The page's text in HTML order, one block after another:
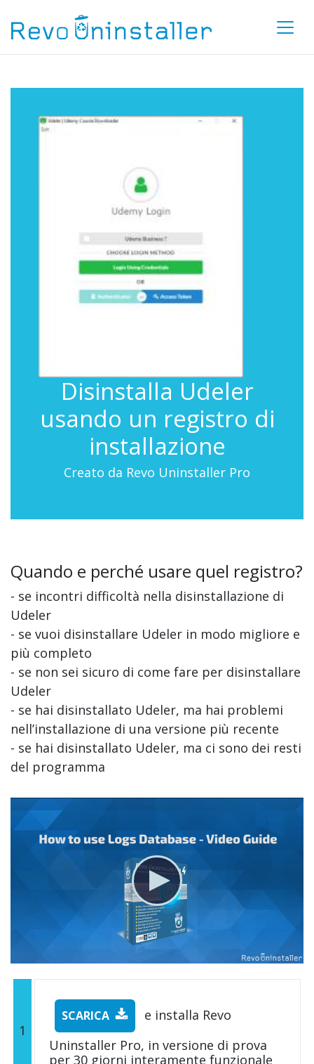
Disinstalla Udeler
usando un registro di
installazione
Creato da Revo Uninstaller Pro
Quando e perché usare quel registro?
- se incontri difficoltà nella disinstallazione di
Udeler
- se vuoi disinstallare Udeler in modo migliore e
più completo
- se non sei sicuro di come fare per disinstallare
Udeler
- se hai disinstallato Udeler, ma hai problemi
nell’installazione di una versione più recente
- se hai disinstallato Udeler, ma ci sono dei resti
del programma
1
SCARICA
e installa Revo
Uninstaller Pro, in versione di prova
per 30 giorni interamente funzionale